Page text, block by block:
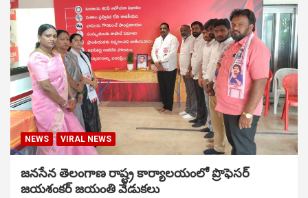
NEWS VIRAL NEWS
జనసేన తెలంగాణ రాష్ట్ర కార్యాలయంలో ప్రొఫెసర్
జయశంకర్ జయంతి వేడుకలు